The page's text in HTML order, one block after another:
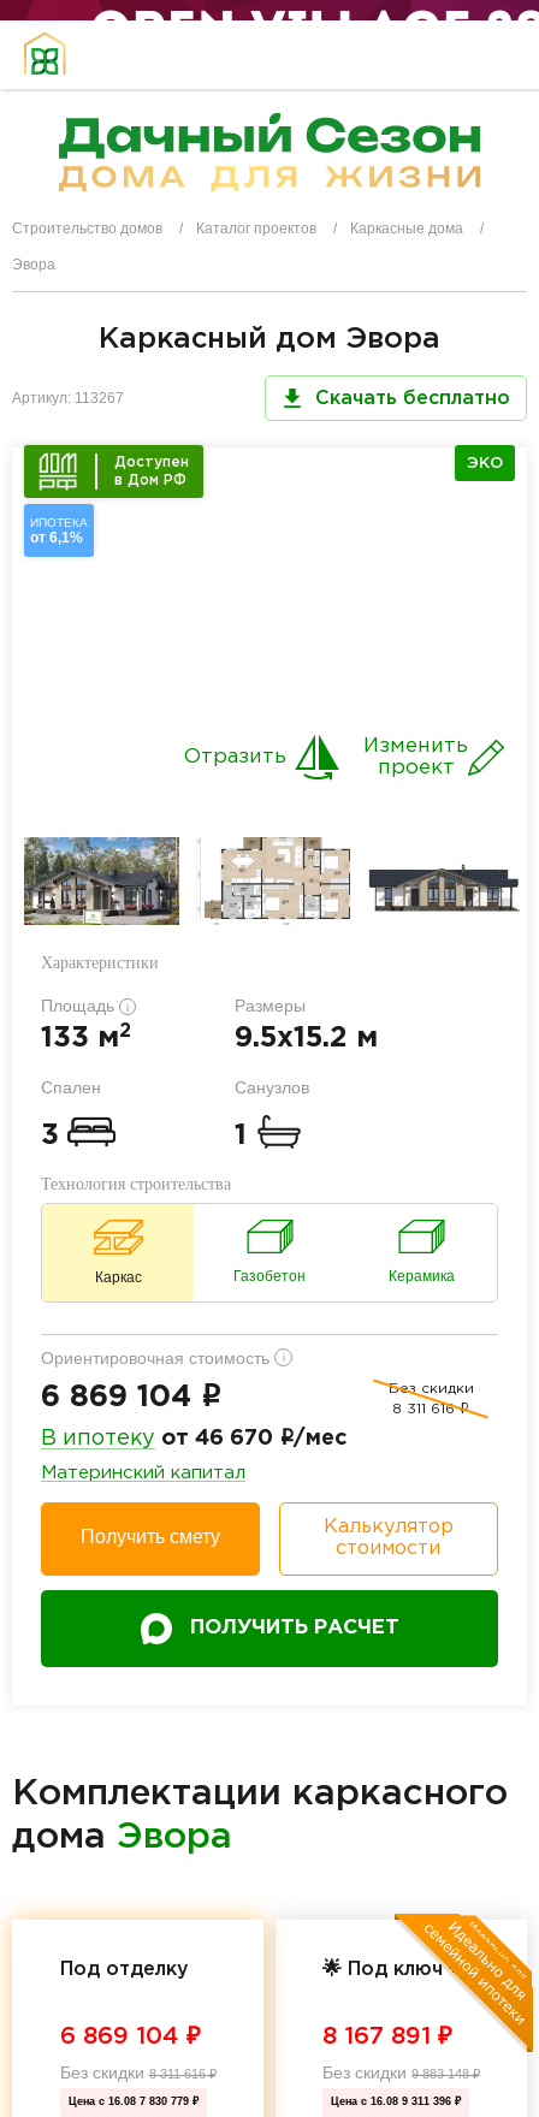
Строительство домов Каталог проектов Каркасные дома
Эвора
Каркасный дом Эвора
Артикул: 113267 Скачать бесплатно
Доступен
в Дом РФ
ИПОТЕКА
от 6,1%
ЭКО
Изменить
проект
Отразить
Характеристики
Площадь i
133 м2
Размеры
9.5x15.2 м
Спален
3
Санузлов
1
Технология строительства
Каркас Газобетон Керамика
Ориентировочная стоимость i
6 869 104 i
Без скидки
8 311 616 i
В ипотеку от 46 670 i/мес
Материнский капитал
Получить смету
Калькулятор
стоимости
ПОЛУЧИТЬ РАСЧЕТ
Комплектации каркасного
дома Эвора
Под отделку
6 869 104 ₽
Без скидки8 311 616₽
Цена с 16.08 7 830 779 ₽
🌟 Под ключ 🌟
8 167 891 ₽
Без скидки 9 883 148₽
Цена с 16.08 9 311 396 ₽